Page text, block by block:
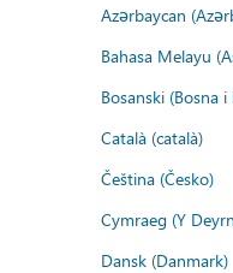
Azərbaycan
Bahasa Melayu
Bosanski (Bosna
Català (català)
Čeština (Česko)
Cymraeg (Y
Dansk (Danmark)